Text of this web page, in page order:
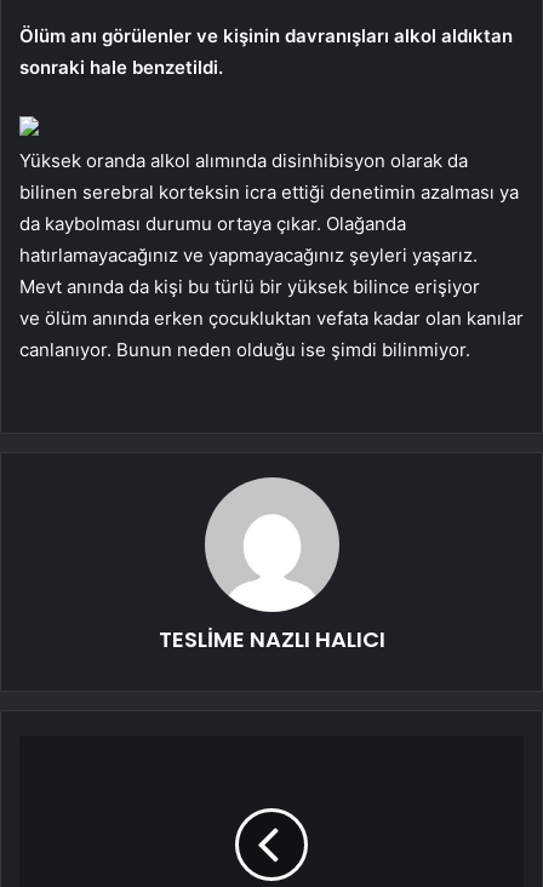
Ölüm anı görülenler ve kişinin davranışları alkol aldıktan
sonraki hale benzetildi.
Yüksek oranda alkol alımında disinhibisyon olarak da
bilinen serebral korteksin icra ettiği denetimin azalması ya
da kaybolması durumu ortaya çıkar. Olağanda
hatırlamayacağınız ve yapmayacağınız şeyleri yaşarız.
Mevt anında da kişi bu türlü bir yüksek bilince erişiyor
ve ölüm anında erken çocukluktan vefata kadar olan kanılar
canlanıyor. Bunun neden olduğu ise şimdi bilinmiyor.
TESLİME NAZLI HALICI